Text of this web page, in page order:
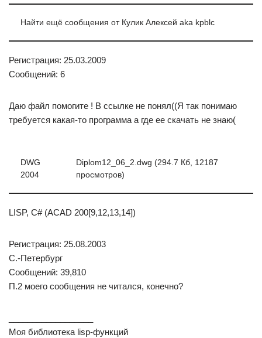
Найти ещё сообщения от Кулик Алексей aka kpblc
Регистрация: 25.03.2009
Сообщений: 6
Даю файл помогите ! В ссылке не понял((Я так понимаю
требуется какая-то программа а где ее скачать не знаю(
DWG
2004
Diplom12_06_2.dwg (294.7 Кб, 12187
просмотров)
LISP, C# (ACAD 200[9,12,13,14])
Регистрация: 25.08.2003
С.-Петербург
Сообщений: 39,810
П.2 моего сообщения не читался, конечно?
Моя библиотека lisp-функций